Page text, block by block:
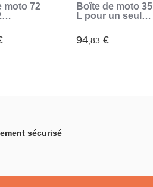
moto 72
Boîte de moto 35
L pour un seul
94,83 €
sécurisé